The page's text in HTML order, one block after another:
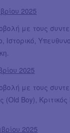
2025
με τους
2025
με τους
Boy),
2025